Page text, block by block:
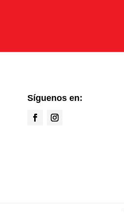
Síguenos en: